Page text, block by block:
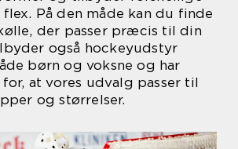
På den måde kan du finde
der passer præcis til din
også hockeyudstyr
børn og voksne og har
at vores udvalg passer til
og størrelser.